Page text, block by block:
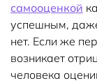
самооценкой
успешным,
нет. Если же
возникает
человека